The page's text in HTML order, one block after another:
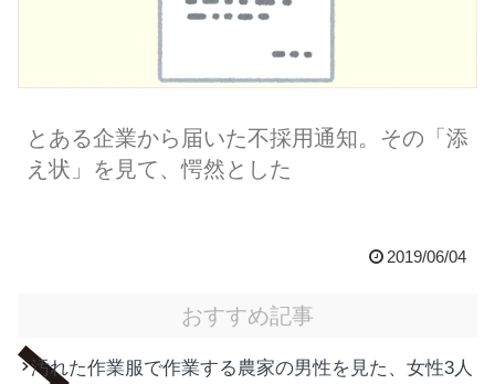
とある企業から届いた不採用通知。その「添
え状」を見て、愕然とした
2019/06/04
おすすめ記事
汚れた作業服で作業する農家の男性を見た、女性3人